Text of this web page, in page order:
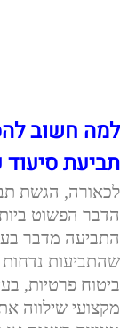
למה חשוב
תביעת
לכאורה, הגשת
הדבר הפשוט
התביעה מדבר
שהתביעות נדחות
ביטוח פרטיות,
מקצועי שילווה